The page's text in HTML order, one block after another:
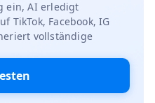
ein, AI erledigt
TikTok, Facebook, IG
vollständige